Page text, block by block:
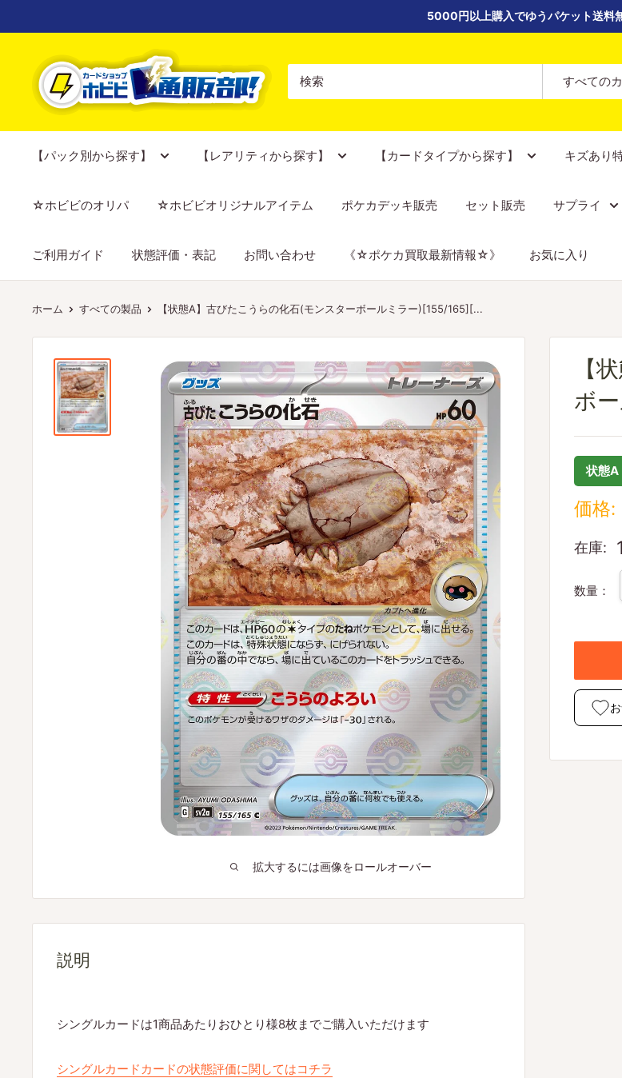
ン
5000円以上購入でゆうパケット送料
【ポ
ケ
カ
門
シ
ョ
ッ
すべての
【パック別から探す】 【レアリティから探す】 【カードタイプから探す】 キズあり
☆ホビビのオリパ ☆ホビビオリジナルアイテム ポケカデッキ販売 セット販売 サプライ
ご利用ガイド 状態評価・表記 お問い合わせ 《☆ポケカ買取最新情報☆》 お気に入り
ホーム すべての製品 【状態A】古びたこうらの化石(モンスターボールミラー)[155/165][...
拡大するには画像をロールオーバー
【
ボ
状態A
価格:
在庫:
数量：
説明
シングルカードは1商品あたりおひとり様8枚までご購入いただけます
シングルカードカードの状態評価に関してはコチラ